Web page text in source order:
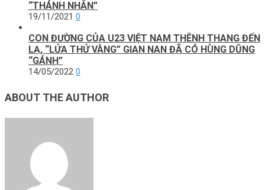
“THÁNH NHÂN”
19/11/2021 0
CON ĐƯỜNG CỦA U23 VIỆT NAM THÊNH THANG ĐẾN
LẠ, “LỬA THỬ VÀNG” GIAN NAN ĐÃ CÓ HÙNG DŨNG
“GÁNH”
14/05/2022 0
ABOUT THE AUTHOR